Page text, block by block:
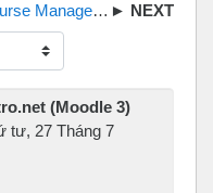
Management in Moodle 3.0
(Moodle 3)
tư, 27 Tháng 7